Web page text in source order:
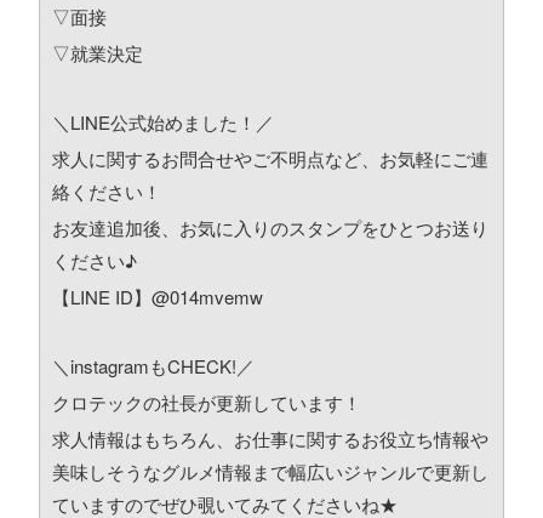
▽面接
▽就業決定
＼LINE公式始めました！／
求人に関するお問合せやご不明点など、お気軽にご連
絡ください！
お友達追加後、お気に入りのスタンプをひとつお送り
ください♪
【LINE ID】@014mvemw
＼instagramもCHECK!／
クロテックの社長が更新しています！
求人情報はもちろん、お仕事に関するお役立ち情報や
美味しそうなグルメ情報まで幅広いジャンルで更新し
ていますのでぜひ覗いてみてくださいね★